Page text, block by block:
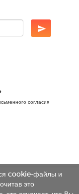
cookie-файлы и
это
согласия